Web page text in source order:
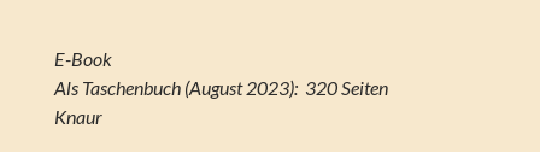
E-Book
Als Taschenbuch (August 2023)‏: ‎ 320 Seiten
Knaur